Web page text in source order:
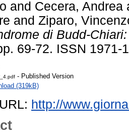
and Cecera, Andrea
and Ziparo,
di Budd-
69-72. ISSN 1971-
- Published Version
(319kB)
http://